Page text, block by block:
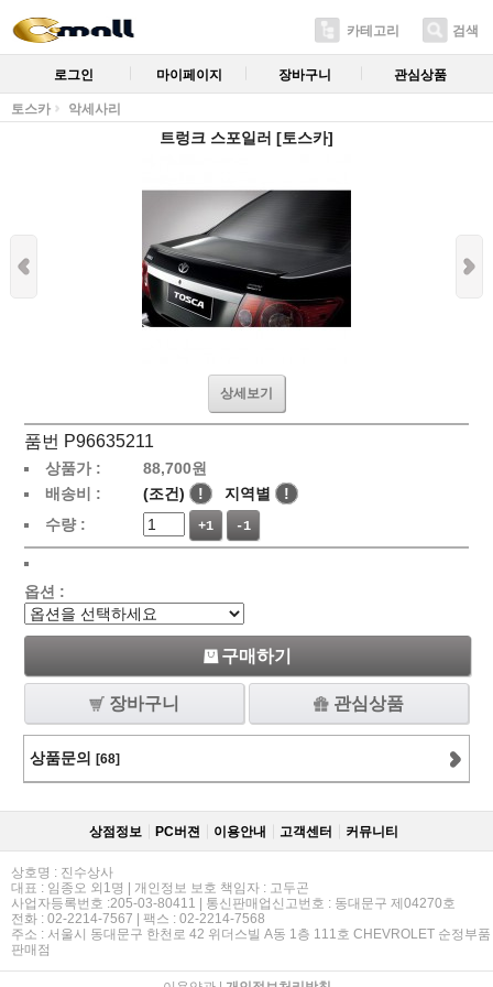
카테고리 검색
로그인 마이페이지 장바구니 관심상품
토스카 악세사리
트렁크 스포일러 [토스카]
상세보기
품번 P96635211
상품가 : 88,700원
배송비 :
(조건) ! 지역별
!
수량 :
+1 -1
옵션 :
구매하기
장바구니 관심상품
상품문의 [68]
상점정보 PC버젼 이용안내 고객센터 커뮤니티
상호명 : 진수상사
대표 : 임종오 외1명 | 개인정보 보호 책임자 : 고두곤
사업자등록번호 :205-03-80411 | 통신판매업신고번호 : 동대문구 제04270호
전화 : 02-2214-7567 | 팩스 : 02-2214-7568
주소 : 서울시 동대문구 한천로 42 위더스빌 A동 1층 111호 CHEVROLET 순정부품
판매점